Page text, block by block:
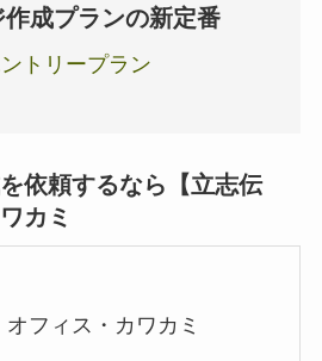
作成プランの新定番
トリープラン
を依頼するなら【立志伝
カミ
オフィス・カワカミ